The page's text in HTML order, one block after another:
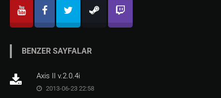
BENZER SAYFALAR
Axis II v.2.0.4i
2013-06-23 22:58